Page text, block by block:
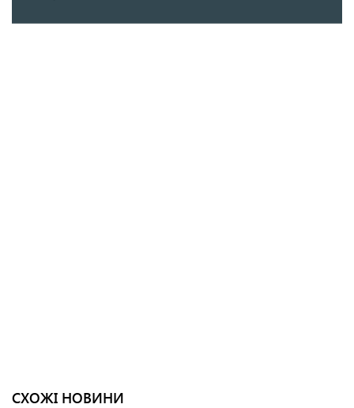
СХОЖІ НОВИНИ